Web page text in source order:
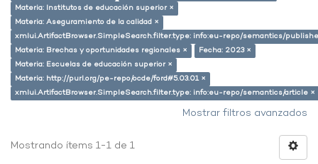
Materia: Institutos de educación superior ×
Materia: Aseguramiento de la calidad ×
xmlui.ArtifactBrowser.SimpleSearch.filter.type: info:eu-repo/semantics/
Materia: Brechas y oportunidades regionales ×
Fecha: 2023 ×
Materia: Escuelas de educación superior ×
Materia: http://purl.org/pe-repo/ocde/ford#5.03.01 ×
xmlui.ArtifactBrowser.SimpleSearch.filter.type: info:eu-repo/semantics/article ×
Mostrar filtros avanzados
Mostrando ítems 1-1 de 1